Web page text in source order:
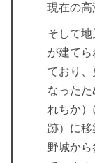
現在の高
そして
が建て
ており、
なった
れちか
跡）に
野城か